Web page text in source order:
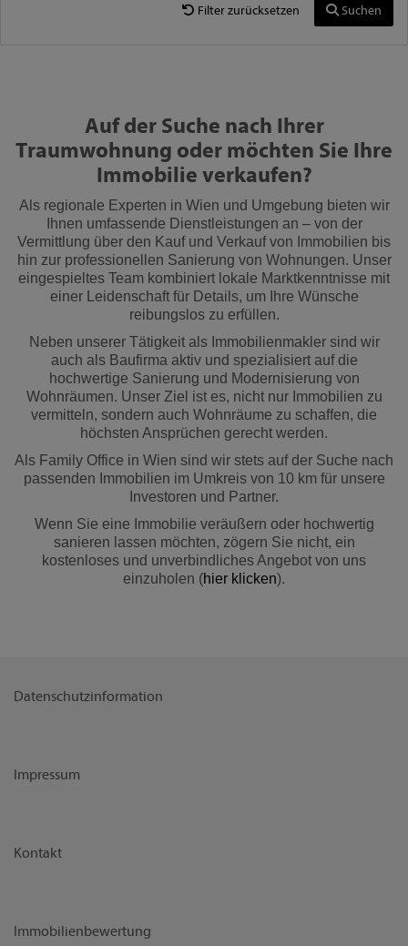
Filter zurücksetzen
Suchen
Auf der Suche nach Ihrer
Traumwohnung oder möchten Sie Ihre
Immobilie verkaufen?
Als regionale Experten in Wien und Umgebung bieten wir
Ihnen umfassende Dienstleistungen an – von der
Vermittlung über den Kauf und Verkauf von Immobilien bis
hin zur professionellen Sanierung von Wohnungen. Unser
eingespieltes Team kombiniert lokale Marktkenntnisse mit
einer Leidenschaft für Details, um Ihre Wünsche
reibungslos zu erfüllen.
Neben unserer Tätigkeit als Immobilienmakler sind wir
auch als Baufirma aktiv und spezialisiert auf die
hochwertige Sanierung und Modernisierung von
Wohnräumen. Unser Ziel ist es, nicht nur Immobilien zu
vermitteln, sondern auch Wohnräume zu schaffen, die
höchsten Ansprüchen gerecht werden.
Als Family Office in Wien sind wir stets auf der Suche nach
passenden Immobilien im Umkreis von 10 km für unsere
Investoren und Partner.
Wenn Sie eine Immobilie veräußern oder hochwertig
sanieren lassen möchten, zögern Sie nicht, ein
kostenloses und unverbindliches Angebot von uns
einzuholen (hier klicken).
Datenschutzinformation
Impressum
Kontakt
Immobilienbewertung